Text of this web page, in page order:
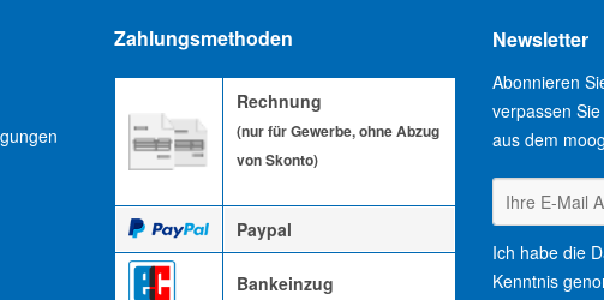
Zahlungsmethoden
Rechnung
(nur für Gewerbe, ohne Abzug
von Skonto)
Paypal
Bankeinzug
Newsletter
Abonnieren
verpassen
aus dem
Ich habe die
Kenntnis